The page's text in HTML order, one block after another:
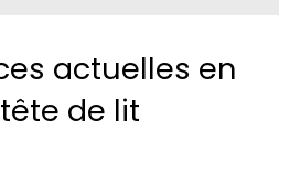
actuelles en
de lit